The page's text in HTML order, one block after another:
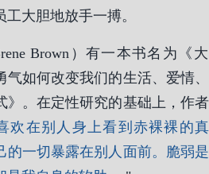
大胆地放手一搏。
Brown）有一本书名为《大
气如何改变我们的生活、爱情、
》。在定性研究的基础上，作者
欢在别人身上看到赤裸裸的真
的一切暴露在别人面前。脆弱是